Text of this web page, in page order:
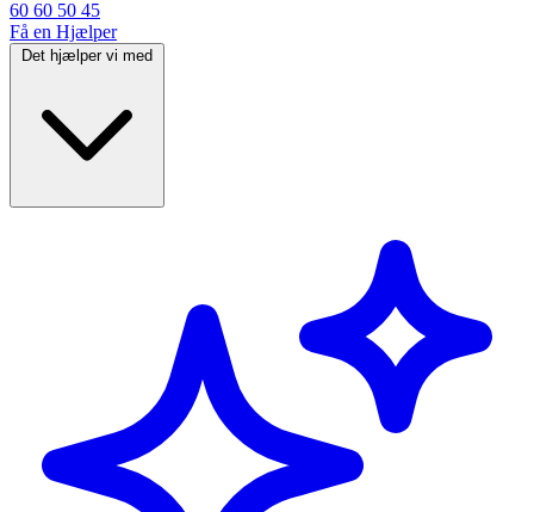
60 60 50 45
Få en Hjælper
Det hjælper vi med